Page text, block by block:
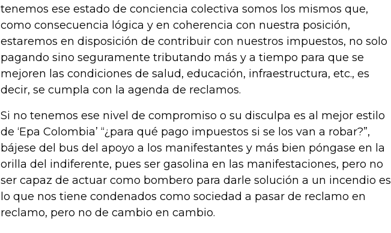
tenemos ese estado de conciencia colectiva somos los mismos que,
como consecuencia lógica y en coherencia con nuestra posición,
estaremos en disposición de contribuir con nuestros impuestos, no solo
pagando sino seguramente tributando más y a tiempo para que se
mejoren las condiciones de salud, educación, infraestructura, etc., es
decir, se cumpla con la agenda de reclamos.
Si no tenemos ese nivel de compromiso o su disculpa es al mejor estilo
de ‘Epa Colombia’ “¿para qué pago impuestos si se los van a robar?”,
bájese del bus del apoyo a los manifestantes y más bien póngase en la
orilla del indiferente, pues ser gasolina en las manifestaciones, pero no
ser capaz de actuar como bombero para darle solución a un incendio es
lo que nos tiene condenados como sociedad a pasar de reclamo en
reclamo, pero no de cambio en cambio.